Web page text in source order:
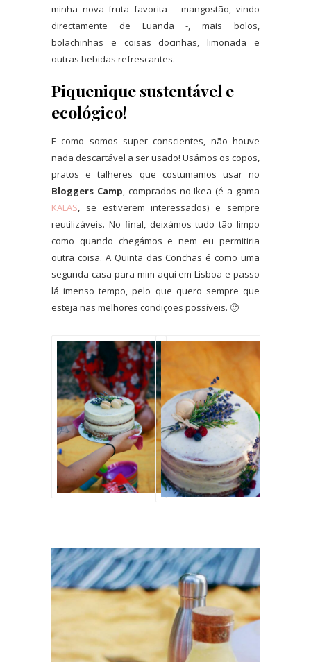
minha nova fruta favorita – mangostão, vindo
directamente de Luanda -, mais bolos,
bolachinhas e coisas docinhas, limonada e
outras bebidas refrescantes.
Piquenique sustentável e
ecológico!
E como somos super conscientes, não houve
nada descartável a ser usado! Usámos os copos,
pratos e talheres que costumamos usar no
Bloggers Camp, comprados no Ikea (é a gama
KALAS, se estiverem interessados) e sempre
reutilizáveis. No final, deixámos tudo tão limpo
como quando chegámos e nem eu permitiria
outra coisa. A Quinta das Conchas é como uma
segunda casa para mim aqui em Lisboa e passo
lá imenso tempo, pelo que quero sempre que
esteja nas melhores condições possíveis. 🙂